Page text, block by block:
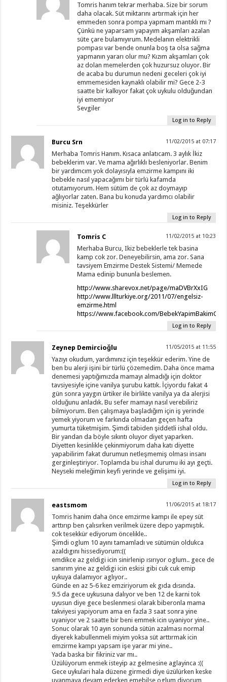
Tomris hanım tekrar merhaba. Size bir sorum
daha olacak. Süt miktarını artırmak için her
emmeden sonra pompa yapmam mantıklı mı ?
Çünkü ne yaparsam yapayım akşamları azalan
süte çare bulamıyırum. Medelanın elektrikli
pompası var bende onunla boş ta olsa sağma
yapmanın yararı olur mu? Kızım akşamları çok
az dolan memelerden çok huzursuz oluyor. Bir
de acaba bu durumun nedeni geceleri çok iyi
emmemesiden kaynaklı olabilir mi? Gece 2-3
saatte bir kalkıyor fakat çok uykulu olduğundan
iyi ememiyor
Sevgiler
Log in to Reply
Burcu Srn 11/02/2015 at 07:17
Merhaba Tomris Hanım. Kısaca anlatıcam. 3 aylık İkiz
bebeklerim var. Ve mama ağırlıklı besleniyorlar. Benim
bir yardımcım yok dolayısıyla emzirme kampını iki
bebekle nasıl yapacağımı bir türlü kafamda
otutamıyorum. Hem sütüm de çok az doymayıp
ağlıyorlar zaten. Bana bu konuda yardımcı olabilir
misiniz. Teşekkürler
Log in to Reply
Tomris C 11/02/2015 at 10:23
Merhaba Burcu, Ikiz bebeklerle tek basina
kamp cok zor. Deneyebilirsin, ama zor. Sana
tavsiyem Emzirme Destek Sistemi/ Memede
Mama edinip bununla beslemen.
http://www.sharevox.net/page/maDVBrXxIG
http://www.lllturkiye.org/2011/07/engelsiz-
emzirme.html
https://www.facebook.com/
Log in to Reply
Zeynep Demircioğlu 11/05/2015 at 11:55
Yazıyı okudum, yardımınız için teşekkür ederim. Yine de
ben bu alerji işini bir türlü çözemedim. Daha önce mama
denemesi yaptığımızda mamayı almadığı için doktor
tavsiyesiyle içine vanilya şurubu kattık. İçiyordu fakat 4
gün sonra yaygın ürtiker ile birlikte vanilya ya da alerjisi
olduğunu anladık. Bu sefer mamayı nasıl verebiliriz
bilmiyorum. Ben çalışmaya başladığım için iş yerinde
yemek yiyorum ve farkında olmadan geçen hafta
yumurta tüketmişim. Şimdi tabiden şiddetli ishal oldu.
Bir yandan da böyle sıkıntı oluyor diyet yaparken.
Diyetten kesinlikle çekinmiyorum daha katı diyette
yapabilirim fakat durumun netleşmemiş olması insanı
gerginleştiriyor. Toplamda bu ishal durumu iki ayı geçti.
Neyseki meleğimin keyfi yerinde ve gelişimi iyi.
Log in to Reply
eastsmom 11/06/2015 at 18:17
Tomris hanim daha önce emzirme kampı ile epey süt
arttırıp ben çalısırken verilmek üzere depo yapmıştık.
cok tesekkür ediyorum öncelikle..
Şimdi oglum 10 ayını tamamladı ve sütümün oldukca
azaldıgını hissediyorum:((
emdikce az geldigi icin sinirlenip ısırıyor oglum.. gece de
sanırım yine az geldigi icin eskisi gibi cuk cuk emip
uykuya dalamıyor aglıyor..
Günde en az 5-6 kez emziriyorum ek gıda dısında.
9.5 da gece uykusuna dalıyor ve ben 12 de karni tok
uyusun diye gece beslenmesi olarak biberonla mama
takviyesi yapiyorum ama en fazla 3 saat sonra yine
uyaniyor ve 2 saatte bir beni emmek icin uyaniyor yine..
Sonuc olarak 10 ayın sonunda sütün azalması normal
diyerek kabullenmeli miyim yoksa süt arttırmak icin
emzirme kampı yapsam işe yarar mi yine..
Yada baska bir fikriniz var mı..
Üzülüyorum enmek isteyip az gelmesine aglayinca :((
Gece uykulari hala düzene girmedi diye üzülürken keske
uyanmaya devam ederken emebilse oglum diyorum